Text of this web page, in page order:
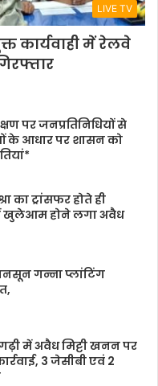
LIVE TV
कार्यवाही में रेलवे
पर जनप्रतिनिधियों से
के आधार पर शासन को
का ट्रांसफर होते ही
खुलेआम होने लगा अवैध
गन्ना प्लांटिंग
में अवैध मिट्टी खनन पर
3 जेसीबी एवं 2